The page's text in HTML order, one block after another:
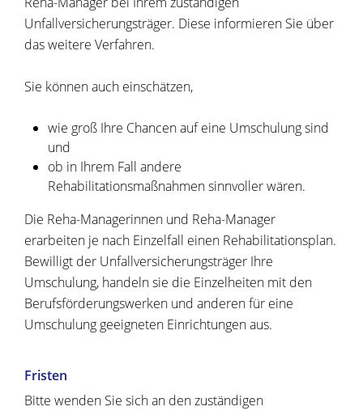
Unfallversicherungsträger. Diese informieren Sie über
das weitere Verfahren.
Sie können auch einschätzen,
wie groß Ihre Chancen auf eine Umschulung sind
und
ob in Ihrem Fall andere
Rehabilitationsmaßnahmen sinnvoller wären.
Die Reha-Managerinnen und Reha-Manager
erarbeiten je nach Einzelfall einen Rehabilitationsplan.
Bewilligt der Unfallversicherungsträger Ihre
Umschulung, handelnsie die Einzelheiten mit den
Berufsförderungswerken und anderen für eine
Umschulung geeigneten Einrichtungen aus.
Fristen
Bitte wenden Sie sich an den zuständigen